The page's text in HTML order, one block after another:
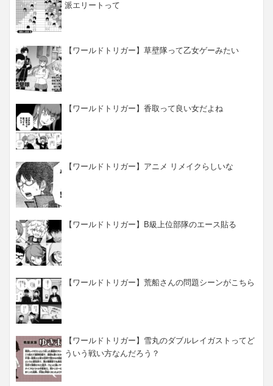
派エリートって
【ワールドトリガー】草壁隊って乙女ゲーみたい
【ワールドトリガー】香取って良い女だよね
【ワールドトリガー】アニメ リメイクらしいな
【ワールドトリガー】B級上位部隊のエース貼る
【ワールドトリガー】荒船さんの問題シーンがこちら
【ワールドトリガー】雪丸のダブルレイガストってど
ういう戦い方なんだろう？